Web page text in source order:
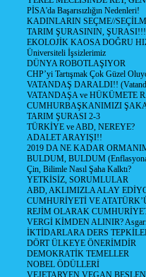
PİSA'da Başarısızlığın Nedenleri!
KADINLARIN SEÇME//
TARIM ŞURASININ, ŞURASI!!!
EKOLOJİK KAOSA DOĞRU
Üniversiteli İşsizlerimiz
DÜNYA ROBOTLAŞIYOR
CHP’yi Tartışmak Çok Güzel
VATANDAŞ DARALDI!!
VATANDAŞA ve HÜKÜMETE
CUMHURBAŞKANIMIZI
TARIM ŞURASI 2-3
TÜRKİYE ve ABD, NEREYE?
ADALET ARAYIŞI!!
2019 DA NE KADAR
BULDUM, BULDUM
Çin, Bilimle Nasıl Şaha Kalktı?
YETKİSİZ, SORUMLULAR
ABD, AKLIMIZLA ALAY
CUMHURİYETİ VE
REJİM OLARAK
VERGİ KİMDEN ALINIR?
İKTİDARLARA DERS
DÖRT ÜLKEYE ÖNERİMDİR
DEMOKRATİK TEMELLER
NOBEL ÖDÜLLERİ
VEJETARYEN VEGAN